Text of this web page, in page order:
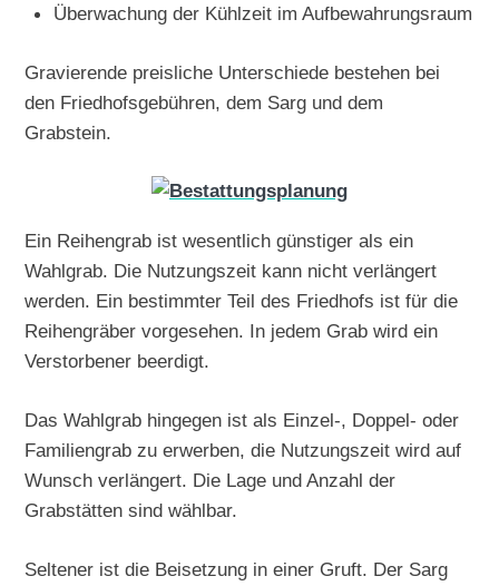
Überwachung der Kühlzeit im Aufbewahrungsraum
Gravierende preisliche Unterschiede bestehen bei
den Friedhofsgebühren, dem Sarg und dem
Grabstein.
Ein Reihengrab ist wesentlich günstiger als ein
Wahlgrab. Die Nutzungszeit kann nicht verlängert
werden. Ein bestimmter Teil des Friedhofs ist für die
Reihengräber vorgesehen. In jedem Grab wird ein
Verstorbener beerdigt.
Das Wahlgrab hingegen ist als Einzel-, Doppel- oder
Familiengrab zu erwerben, die Nutzungszeit wird auf
Wunsch verlängert. Die Lage und Anzahl der
Grabstätten sind wählbar.
Seltener ist die Beisetzung in einer Gruft. Der Sarg